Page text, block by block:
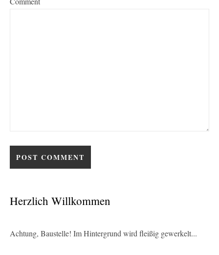
Herzlich Willkommen
Achtung, Baustelle! Im Hintergrund wird fleißig gewerkelt...